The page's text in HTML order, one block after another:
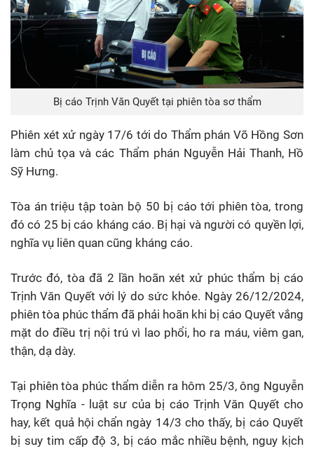
Bị cáo Trịnh Văn Quyết tại phiên tòa sơ thẩm
Phiên xét xử ngày 17/6 tới do Thẩm phán Võ Hồng Sơn
làm chủ tọa và các Thẩm phán Nguyễn Hải Thanh, Hồ
Sỹ Hưng.
Tòa án triệu tập toàn bộ 50 bị cáo tới phiên tòa, trong
đó có 25 bị cáo kháng cáo. Bị hại và người có quyền lợi,
nghĩa vụ liên quan cũng kháng cáo.
Trước đó, tòa đã 2 lần hoãn xét xử phúc thẩm bị cáo
Trịnh Văn Quyết với lý do sức khỏe. Ngày 26/12/2024,
phiên tòa phúc thẩm đã phải hoãn khi bị cáo Quyết vắng
mặt do điều trị nội trú vì lao phổi, ho ra máu, viêm gan,
thận, dạ dày.
Tại phiên tòa phúc thẩm diễn ra hôm 25/3, ông Nguyễn
Trọng Nghĩa - luật sư của bị cáo Trịnh Văn Quyết cho
hay, kết quả hội chẩn ngày 14/3 cho thấy, bị cáo Quyết
bị suy tim cấp độ 3, bị cáo mắc nhiều bệnh, nguy kịch